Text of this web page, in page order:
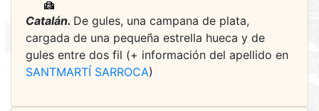
Catalán. De gules, una campana de plata,
cargada de una pequeña estrella hueca y de
gules entre dos fil (+ información del apellido en
SANTMARTÍ SARROCA)